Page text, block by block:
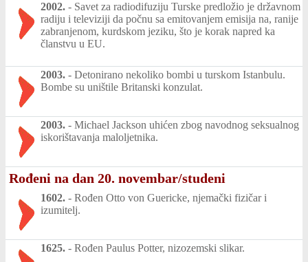
2002. - Savet za radiodifuziju Turske predložio je državnom
radiju i televiziji da počnu sa emitovanjem emisija na, ranije
zabranjenom, kurdskom jeziku, što je korak napred ka
članstvu u EU.
2003. - Detonirano nekoliko bombi u turskom Istanbulu.
Bombe su uništile Britanski konzulat.
2003. - Michael Jackson uhićen zbog navodnog seksualnog
iskorištavanja maloljetnika.
Rođeni na dan 20. novembar/studeni
1602. - Rođen Otto von Guericke, njemački fizičar i
izumitelj.
1625. - Rođen Paulus Potter, nizozemski slikar.